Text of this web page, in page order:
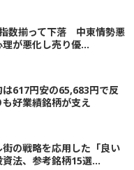
指数揃って下落 中東情勢悪
が悪化し売り優...
は617円安の65,683円で反
好業績銘柄が支え
街の戦略を応用した「良い
法、参考銘柄15選...